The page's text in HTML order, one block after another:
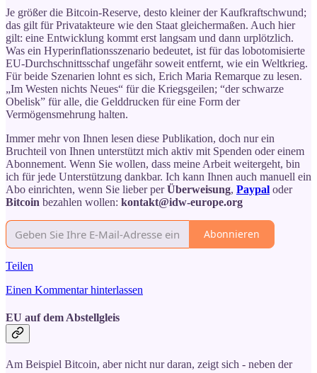
Je größer die Bitcoin-Reserve, desto kleiner der Kaufkraftschwund;
das gilt für Privatakteure wie den Staat gleichermaßen. Auch hier
gilt: eine Entwicklung kommt erst langsam und dann urplötzlich.
Was ein Hyperinflationsszenario bedeutet, ist für das lobotomisierte
EU-Durchschnittsschaf ungefähr soweit entfernt, wie ein Weltkrieg.
Für beide Szenarien lohnt es sich, Erich Maria Remarque zu lesen.
„Im Westen nichts Neues“ für die Kriegsgeilen; “der schwarze
Obelisk” für alle, die Gelddrucken für eine Form der
Vermögensmehrung halten.
Immer mehr von Ihnen lesen diese Publikation, doch nur ein
Bruchteil von Ihnen unterstützt mich aktiv mit Spenden oder einem
Abonnement. Wenn Sie wollen, dass meine Arbeit weitergeht, bin
ich für jede Unterstützung dankbar. Ich kann Ihnen auch manuell ein
Abo einrichten, wenn Sie lieber perÜberweisung, Paypal oder
Bitcoin bezahlen wollen: kontakt@idw-europe.org
Abonnieren
Teilen
Einen Kommentar hinterlassen
EU auf dem Abstellgleis
Am Beispiel Bitcoin, aber nicht nur daran, zeigt sich - neben der